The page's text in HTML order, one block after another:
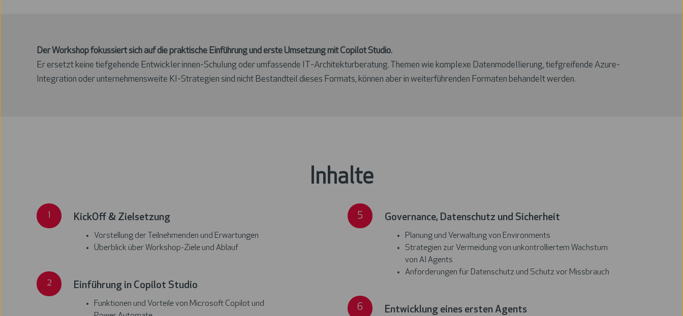
Der Workshop fokussiert sich auf die praktische Einführung und erste Umsetzung mit Copilot Studio.
Er ersetzt keine tiefgehende Entwickler:innen-Schulung oder umfassende IT-Architekturberatung. Themen wie komplexe Datenmodellierung, tiefgreifende Azure-
Integration oder unternehmensweite KI-Strategien sind nicht Bestandteil dieses Formats, können aber in weiterführenden Formaten behandelt werden.
Inhalte
1 KickOff & Zielsetzung
Vorstellung der Teilnehmenden und Erwartungen
Überblick über Workshop-Ziele und Ablauf
KickOff
&
2 Einführung in Copilot Studio
Funktionen und Vorteile von Microsoft Copilot und
Einführung
in
5 Governance, Datenschutz und Sicherheit
Planung und Verwaltung von Environments
Strategien zur Vermeidung von unkontrolliertem Wachstum
von AI Agents
Anforderungen für Datenschutz und Schutz vor Missbrauch
Governance,
Datenschutz
6 Entwicklung eines ersten Agents
Entwicklung